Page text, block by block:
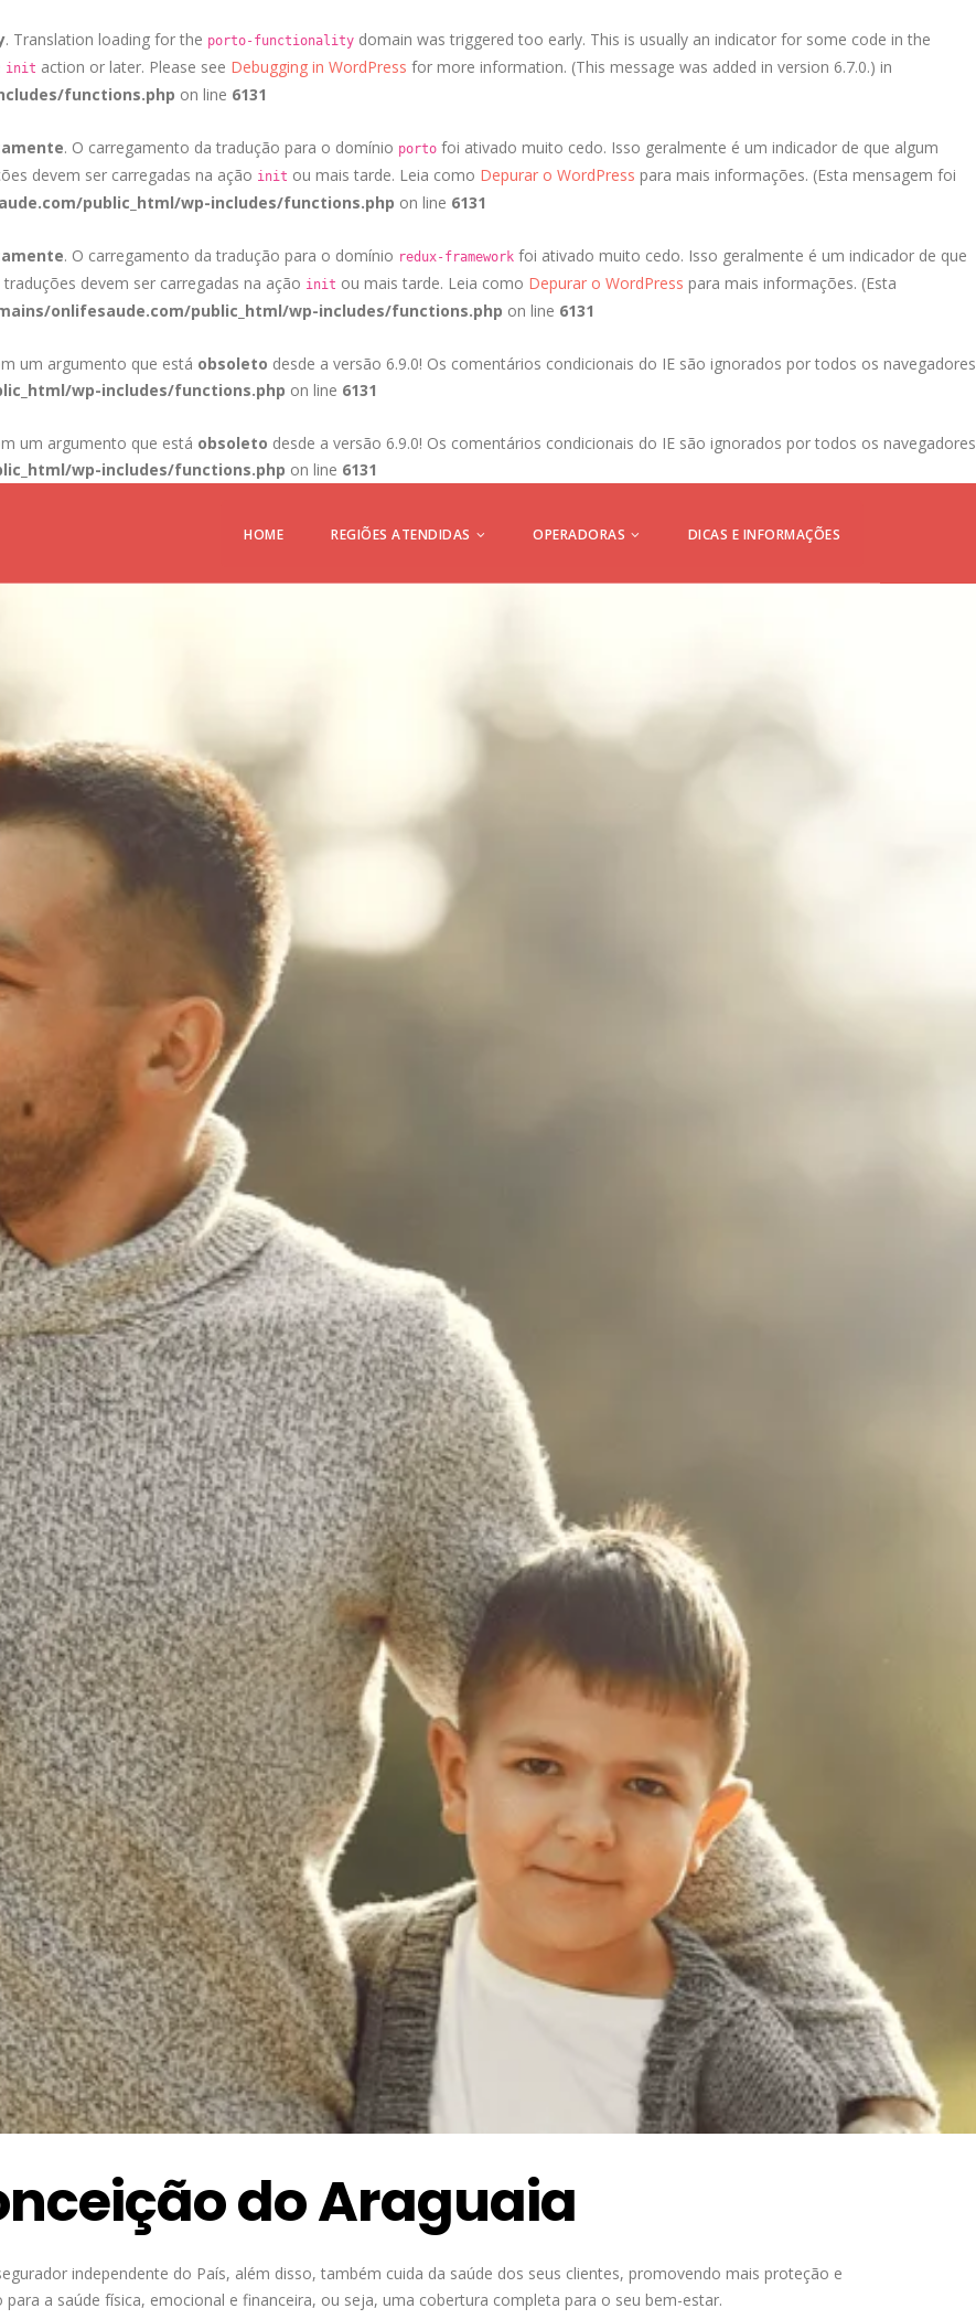
. Translation loading for the porto-functionality domain was triggered too early. This is usually an indicator for some code in the
init action or later. Please see Debugging in WordPress for more information. (This message was added in version 6.7.0.) in
functions.php on line 6131
. O carregamento da tradução para o domínio porto foi ativado muito cedo. Isso geralmente é um indicador de que algum
devem ser carregadas na ação init ou mais tarde. Leia como Depurar o WordPress para mais informações. (Esta mensagem foi
public_html/wp-includes/functions.php on line 6131
. O carregamento da tradução para o domínio redux-framework foi ativado muito cedo. Isso geralmente é um indicador de que
devem ser carregadas na ação init ou mais tarde. Leia como Depurar o WordPress para mais informações. (Esta
onlifesaude.com/public_html/wp-includes/functions.php on line 6131
um argumento que está obsoleto desde a versão 6.9.0! Os comentários condicionais do IE são ignorados por todos os navegadores
wp-includes/functions.php on line 6131
um argumento que está obsoleto desde a versão 6.9.0! Os comentários condicionais do IE são ignorados por todos os navegadores
wp-includes/functions.php on line 6131
HOME REGIÕES ATENDIDAS OPERADORAS DICAS E INFORMAÇÕES
do Araguaia
independente do País, além disso, também cuida da saúde dos seus clientes, promovendo mais proteção e
a saúde física, emocional e financeira, ou seja, uma cobertura completa para o seu bem-estar.